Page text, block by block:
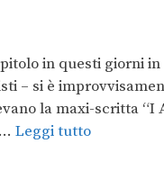
in questi giorni
– si è
la maxi-scritta
Leggi tutto